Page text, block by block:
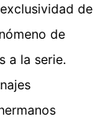
de
de
a la serie.